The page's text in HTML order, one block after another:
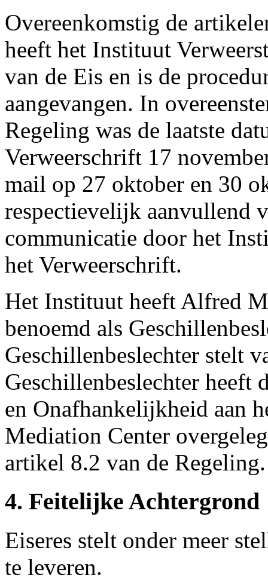
Overeenkomstig de
heeft het Instituut
van de Eis en is de
aangevangen. In
Regeling was de laatste
Verweerschrift 17
mail op 27 oktober en 30
respectievelijk aanvullend
communicatie door het
het Verweerschrift.
Het Instituut heeft Alfred
benoemd als
Geschillenbeslechter stelt
Geschillenbeslechter
en Onafhankelijkheid aan
Mediation Center
artikel 8.2 van de Regeling.
4. Feitelijke Achtergrond
Eiseres stelt onder meer
te leveren.